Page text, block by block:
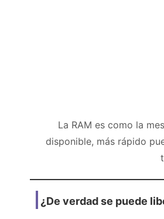
La RAM es como la
disponible, más rápido
¿De verdad se puede